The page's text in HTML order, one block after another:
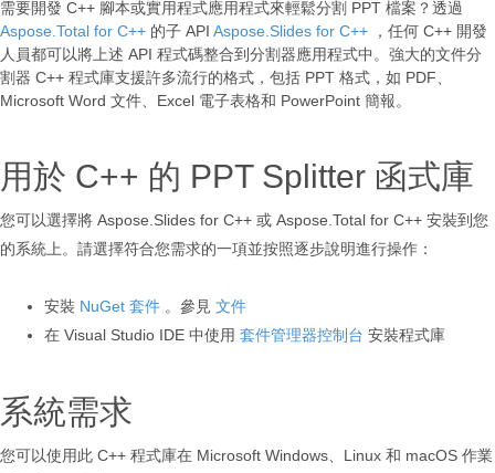
需要開發 C++ 腳本或實用程式應用程式來輕鬆分割 PPT 檔案？透過
Aspose.Total for C++ 的子 API Aspose.Slides for C++ ，任何 C++ 開發
人員都可以將上述 API 程式碼整合到分割器應用程式中。強大的文件分
割器 C++ 程式庫支援許多流行的格式，包括 PPT 格式，如 PDF、
Microsoft Word 文件、Excel 電子表格和 PowerPoint 簡報。
用於 C++ 的 PPT Splitter 函式庫
您可以選擇將 Aspose.Slides for C++ 或 Aspose.Total for C++ 安裝到您
的系統上。請選擇符合您需求的一項並按照逐步說明進行操作：
安裝 NuGet 套件 。參見 文件
在 Visual Studio IDE 中使用 套件管理器控制台 安裝程式庫
系統需求
您可以使用此 C++ 程式庫在 Microsoft Windows、Linux 和 macOS 作業